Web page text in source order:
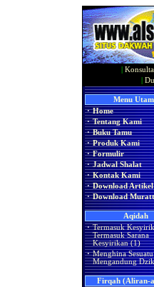
Menu
· Home
· Tentang Kami
· Buku Tamu
· Produk Kami
· Formulir
· Jadwal Shalat
· Kontak Kami
· Download Artikel
· Download
Aqidah
· Termasuk
Termasuk Sarana
Kesyirikan (1)
· Menghina
Mengandung
Firqah (Aliran-